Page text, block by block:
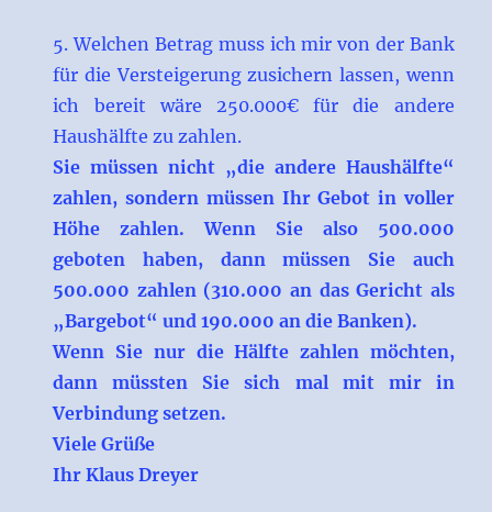
5. Welchen Betrag muss ich mir von der Bank
für die Versteigerung zusichern lassen, wenn
ich bereit wäre 250.000€ für die andere
Haushälfte zu zahlen.
Sie müssen nicht „die andere Haushälfte“
zahlen, sondern müssen Ihr Gebot in voller
Höhe zahlen. Wenn Sie also 500.000
geboten haben, dann müssen Sie auch
500.000 zahlen (310.000 an das Gericht als
„Bargebot“ und 190.000 an die Banken).
Wenn Sie nur die Hälfte zahlen möchten,
dann müssten Sie sich mal mit mir in
Verbindung setzen.
Viele Grüße
Ihr Klaus Dreyer